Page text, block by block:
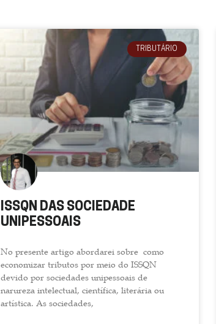
TRIBUTÁRIO
ISSQN DAS SOCIEDADE
UNIPESSOAIS
No presente artigo abordarei sobre como
economizar tributos por meio do ISSQN
devido por sociedades unipessoais de
narureza intelectual, científica, literária ou
artística. As sociedades,